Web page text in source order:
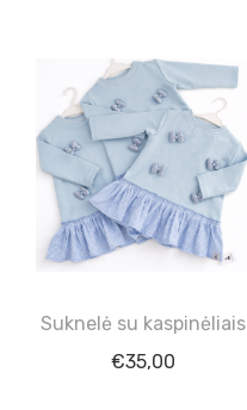
Suknelė su kaspinėliais
€35,00